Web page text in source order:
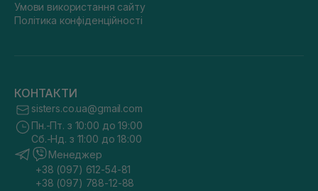
Умови використання сайту
Політика конфіденційності
КОНТАКТИ
sisters.co.ua@gmail.com
Пн.-Пт. з 10:00 до 19:00
Сб.-Нд. з 11:00 до 18:00
Менеджер
+38 (097) 612-54-81
+38 (097) 788-12-88